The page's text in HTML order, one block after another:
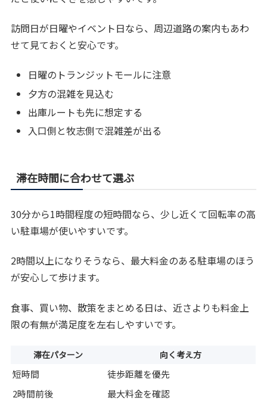
訪問日が日曜やイベント日なら、周辺道路の案内もあわ
せて見ておくと安心です。
日曜のトランジットモールに注意
夕方の混雑を見込む
出庫ルートも先に想定する
入口側と牧志側で混雑差が出る
滞在時間に合わせて選ぶ
30分から1時間程度の短時間なら、少し近くて回転率の高
い駐車場が使いやすいです。
2時間以上になりそうなら、最大料金のある駐車場のほう
が安心して歩けます。
食事、買い物、散策をまとめる日は、近さよりも料金上
限の有無が満足度を左右しやすいです。
滞在パターン 向く考え方
短時間
徒歩距離を優先
2時間前後
最大料金を確認